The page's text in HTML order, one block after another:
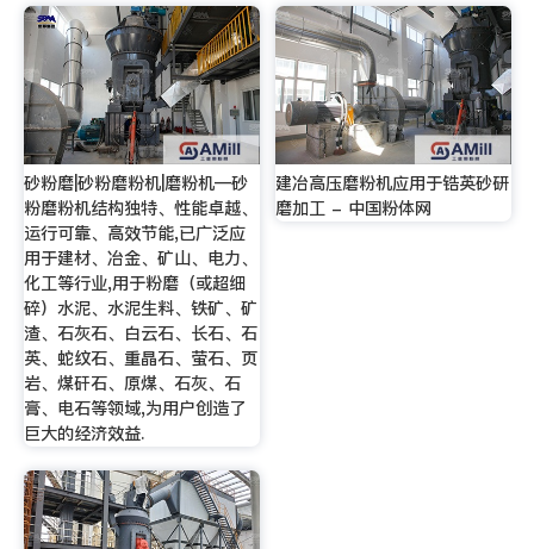
砂粉磨|砂粉磨粉机|磨粉机—砂
粉磨粉机结构独特、性能卓越、
运行可靠、高效节能,已广泛应
用于建材、冶金、矿山、电力、
化工等行业,用于粉磨（或超细
碎）水泥、水泥生料、铁矿、矿
渣、石灰石、白云石、长石、石
英、蛇纹石、重晶石、萤石、页
岩、煤矸石、原煤、石灰、石
膏、电石等领域,为用户创造了
巨大的经济效益.
建冶高压磨粉机应用于锆英砂研
磨加工 - 中国粉体网